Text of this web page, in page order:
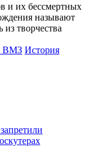
и их бессмертных
называют
творчества
ВМЗ История